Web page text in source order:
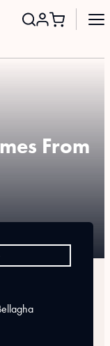
From